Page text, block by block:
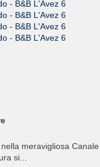
meravigliosa Canale
si...